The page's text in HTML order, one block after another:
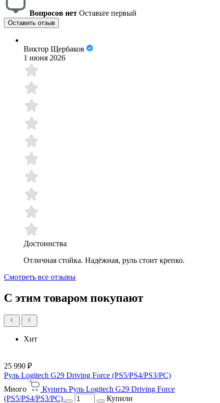
Вопросов нет Оставьте первый
Оставить отзыв
Виктор Щербаков
1 июня 2026
Достоинства
Отличная стойка. Надёжная, руль стоит крепко.
Смотреть все отзывы
С этим товаром покупают
Хит
25 990 ₽
Руль Logitech G29 Driving Force (PS5/PS4/PS3/PC)
Много
Купить Руль Logitech G29 Driving Force
(PS5/PS4/PS3/PC)
Купили